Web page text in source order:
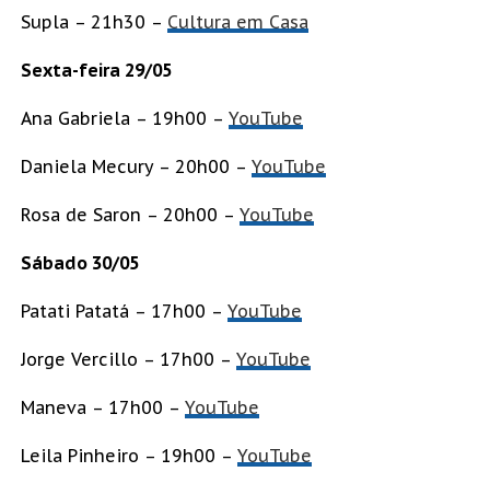
Supla – 21h30 – Cultura em Casa
Sexta-feira 29/05
Ana Gabriela – 19h00 – YouTube
Daniela Mecury – 20h00 – YouTube
Rosa de Saron – 20h00 – YouTube
Sábado 30/05
Patati Patatá – 17h00 – YouTube
Jorge Vercillo – 17h00 – YouTube
Maneva – 17h00 – YouTube
Leila Pinheiro – 19h00 – YouTube